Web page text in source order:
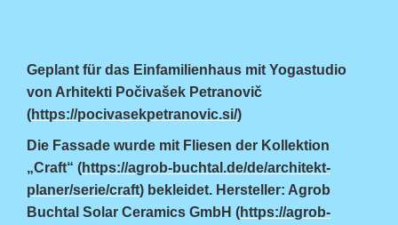
Geplant für das Einfamilienhaus mit Yogastudio
von Arhitekti Počivašek Petranovič
(https://pocivasekpetranovic.si/)
Die Fassade wurde mit Fliesen der Kollektion
„Craft“ (https://agrob-buchtal.de/de/architekt-
planer/serie/craft) bekleidet. Hersteller: Agrob
Buchtal Solar Ceramics GmbH (https://agrob-